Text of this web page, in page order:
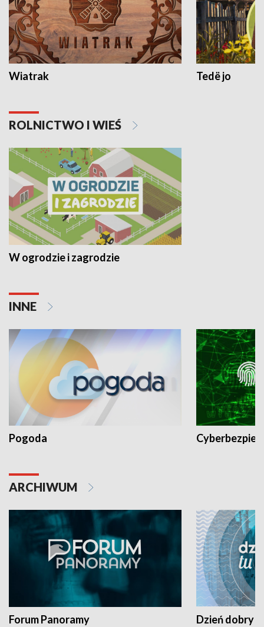
Wiatrak Tedë jo
ROLNICTWO I WIEŚ
W ogrodzie i zagrodzie
INNE
Pogoda
ARCHIWUM
Forum Panoramy Dzień dobry